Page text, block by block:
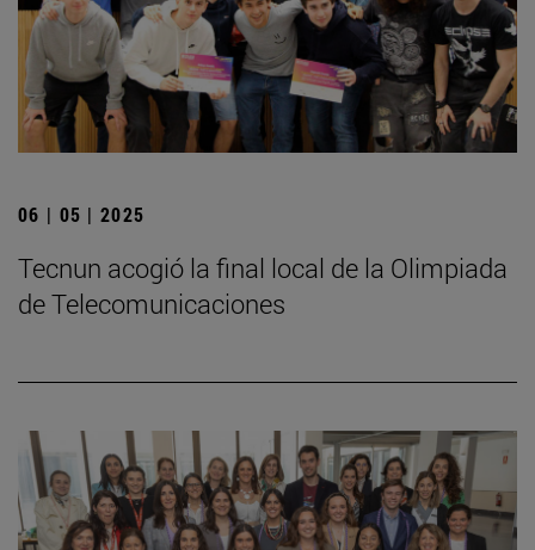
06 | 05 | 2025
­Tecnun acogió la final local de la Olimpiada
de Telecomunicaciones